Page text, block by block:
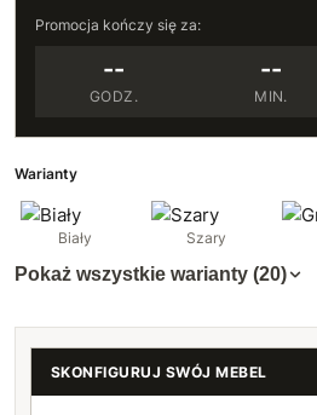
Promocja kończy się za:
--
GODZ.
--
MIN.
Warianty
Biały Szary
Pokaż wszystkie warianty (20)
SKONFIGURUJ SWÓJ MEBEL